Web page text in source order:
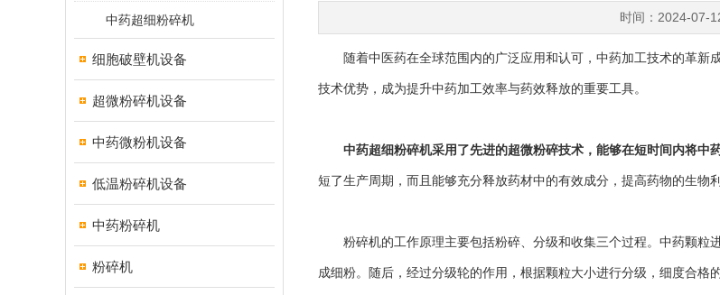
中药超细粉碎机
细胞破壁机设备
超微粉碎机设备
中药微粉机设备
低温粉碎机设备
中药粉碎机
粉碎机
时间：2024-07-
随着中医药在全球范围内的广泛应用和认可，中药加工技术的革新
技术优势，成为提升中药加工效率与药效释放的重要工具。
中药超细粉碎机采用了先进的超微粉碎技术，能够在短时间内将中
短了生产周期，而且能够充分释放药材中的有效成分，提高药物的生物
粉碎机的工作原理主要包括粉碎、分级和收集三个过程。中药颗粒
成细粉。随后，经过分级轮的作用，根据颗粒大小进行分级，细度合